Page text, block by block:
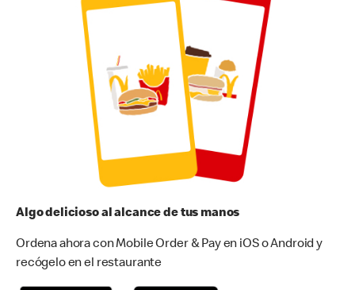
Algo delicioso al alcance de tus manos
Ordena ahora con Mobile Order & Pay en iOS o Android y
recógelo en el restaurante